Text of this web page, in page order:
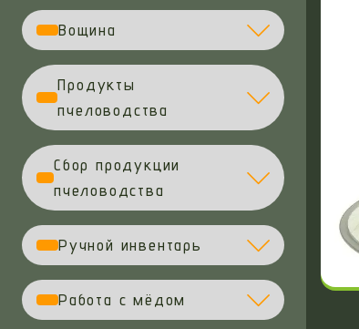
Вощина
Продукты
пчеловодства
Сбор продукции
пчеловодства
Ручной инвентарь
Работа с мёдом